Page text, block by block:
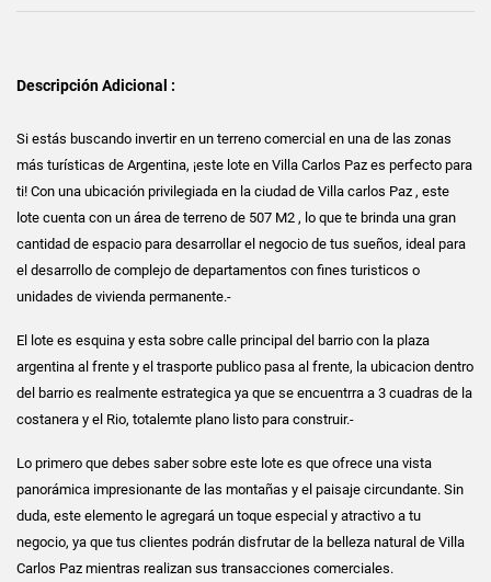
Descripción Adicional :
Si estás buscando invertir en un terreno comercial en una de las zonas
más turísticas de Argentina, ¡este lote en Villa Carlos Paz es perfecto para
ti! Con una ubicación privilegiada en la ciudad de Villa carlos Paz , este
lote cuenta con un área de terreno de 507 M2 , lo que te brinda una gran
cantidad de espacio para desarrollar el negocio de tus sueños, ideal para
el desarrollo de complejo de departamentos con fines turisticos o
unidades de vivienda permanente.-
El lote es esquina y esta sobre calle principal del barrio con la plaza
argentina al frente y el trasporte publico pasa al frente, la ubicacion dentro
del barrio es realmente estrategica ya que se encuentrra a 3 cuadras de la
costanera y el Rio, totalemte plano listo para construir.-
Lo primero que debes saber sobre este lote es que ofrece una vista
panorámica impresionante de las montañas y el paisaje circundante. Sin
duda, este elemento le agregará un toque especial y atractivo a tu
negocio, ya que tus clientes podrán disfrutar de la belleza natural de Villa
Carlos Paz mientras realizan sus transacciones comerciales.